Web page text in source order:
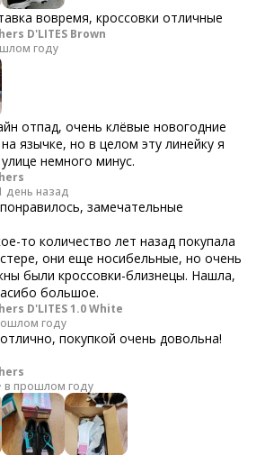
вовремя, кроссовки отличные
D'LITES Brown
году
отпад, очень клёвые новогодние
язычке, но в целом эту линейку я
немного минус.
день назад
замечательные
то количество лет назад покупала
они еще носибельные, но очень
были кроссовки-близнецы. Нашла,
большое.
D'LITES 1.0 White
году
покупкой очень довольна!
· в прошлом году